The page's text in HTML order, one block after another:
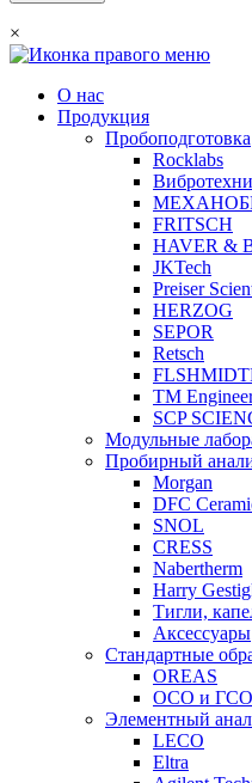
×
О нас
Продукция
Пробоподготовка
Rocklabs
FRITSCH
HAVER &
JKTech
Preiser
HERZOG
SEPOR
Retsch
TM
SCP
Модульные
Пробирный
Morgan
DFC
SNOL
CRESS
Nabertherm
Harry
Тигли,
Аксессуары
Стандартные
OREAS
ОСО и ГСО
Элементный
LECO
Eltra